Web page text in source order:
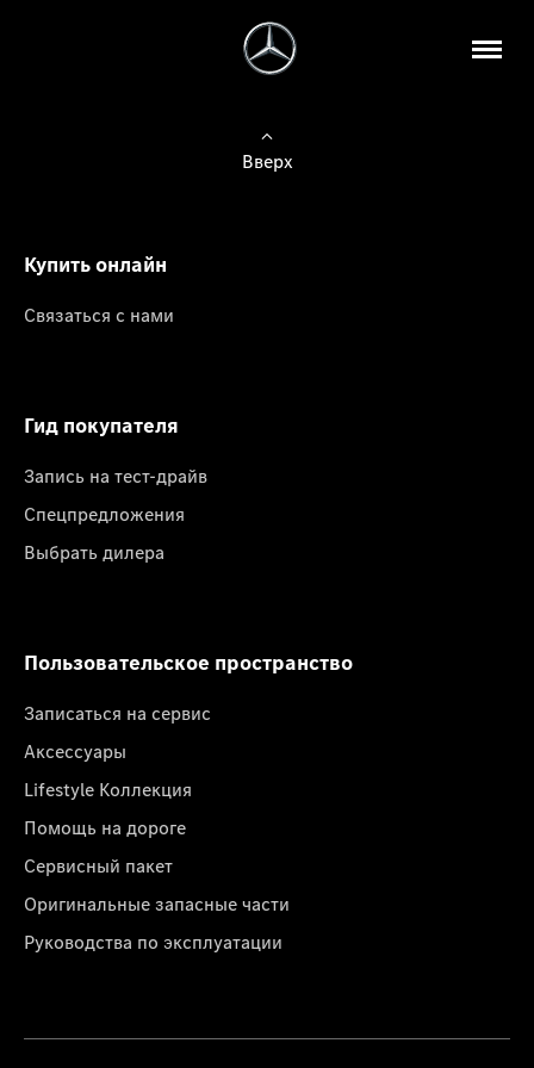
Вверх
Купить онлайн
Связаться с нами
Гид покупателя
Запись на тест-драйв
Спецпредложения
Выбрать дилера
Пользовательское пространство
Записаться на сервис
Аксессуары
Lifestyle Коллекция
Помощь на дороге
Сервисный пакет
Оригинальные запасные части
Руководства по эксплуатации